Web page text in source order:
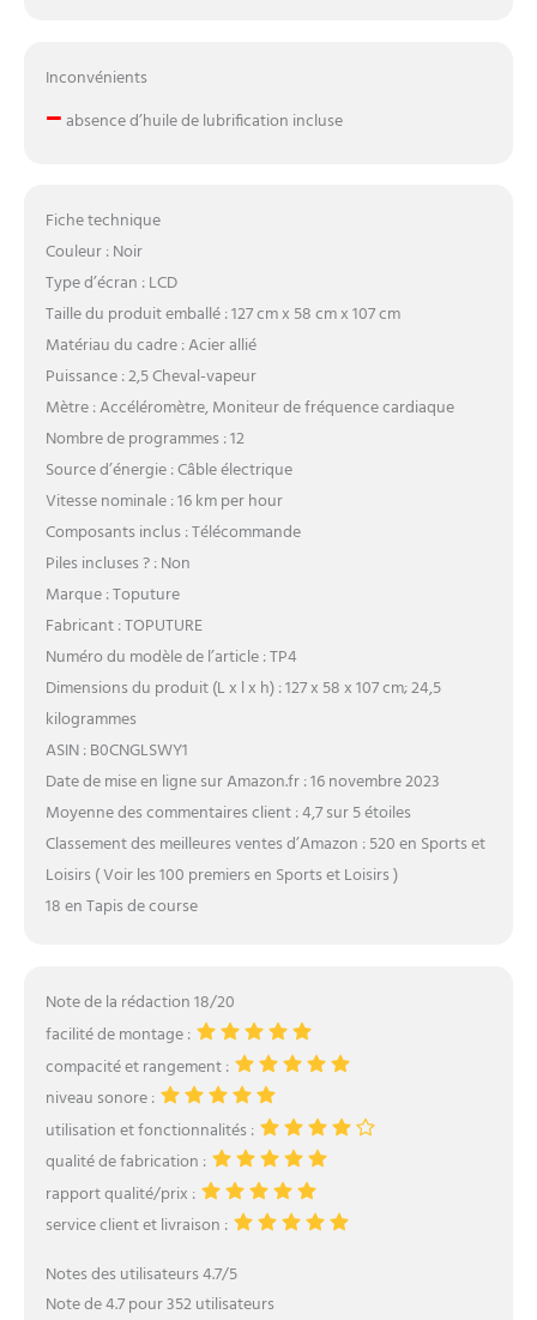
Inconvénients
–absence d’huile de lubrification incluse
Fiche technique
Couleur : Noir
Type d’écran : LCD
Taille du produit emballé : 127 cm x 58 cm x 107 cm
Matériau du cadre : Acier allié
Puissance : 2,5 Cheval-vapeur
Mètre : Accéléromètre, Moniteur de fréquence cardiaque
Nombre de programmes : 12
Source d’énergie : Câble électrique
Vitesse nominale : 16 km per hour
Composants inclus : Télécommande
Piles incluses ? : Non
Marque : Toputure
Fabricant : TOPUTURE
Numéro du modèle de l’article : TP4
Dimensions du produit (L x l x h) : 127 x 58 x 107 cm; 24,5
kilogrammes
ASIN : B0CNGLSWY1
Date de mise en ligne sur Amazon.fr : 16 novembre 2023
Moyenne des commentaires client : 4,7 sur 5 étoiles
Classement des meilleures ventes d’Amazon : 520 en Sports et
Loisirs ( Voir les 100 premiers en Sports et Loisirs )
18 en Tapis de course
Note de la rédaction 18/20
facilité de montage :
compacité et rangement :
niveau sonore :
utilisation et fonctionnalités :
qualité de fabrication :
rapport qualité/prix :
service client et livraison :
Notes des utilisateurs 4.7/5
Note de 4.7 pour 352 utilisateurs